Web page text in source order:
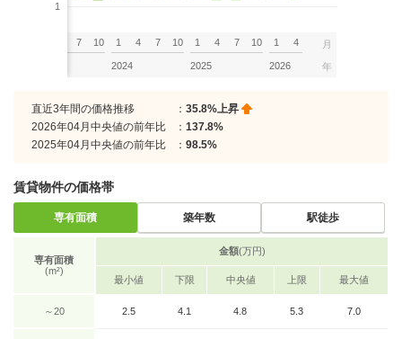
1
7 10 1 4 7 10
2024
1 4 7 10
2025
1 4
2026
月
年
直近3年間の価格推移 ： 35.8%上昇
2026年04月中央値の前年比
： 137.8%
2025年04月中央値の前年比
： 98.5%
賃貸物件の価格帯
専有面積 築年数 駅徒歩
専有面積
(m²)
金額(万円)
最小値 下限 中央値 上限 最大値
～20 2.5 4.1 4.8 5.3 7.0